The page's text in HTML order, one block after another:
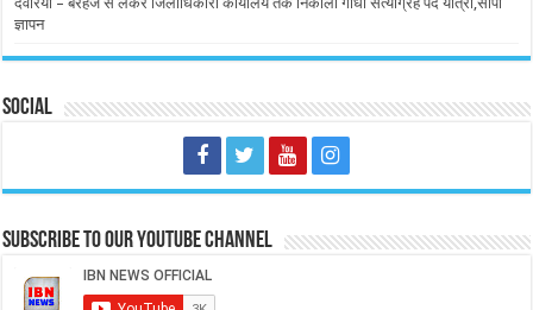
ज्ञापन
Social
Subscribe to our Youtube Channel